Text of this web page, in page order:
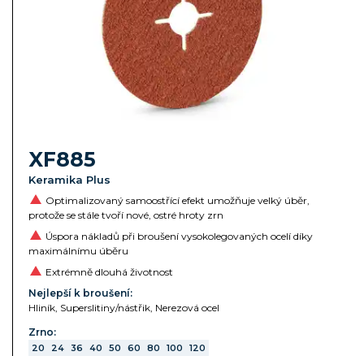
XF885
Keramika Plus
Optimalizovaný samoostřící efekt umožňuje velký úběr,
protože se stále tvoří nové, ostré hroty zrn
Úspora nákladů při broušení vysokolegovaných ocelí díky
maximálnímu úběru
Extrémně dlouhá životnost
Nejlepší k broušení:
Hliník, Superslitiny/nástřik, Nerezová ocel
Zrno:
20 24 36 40 50 60 80 100 120